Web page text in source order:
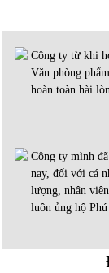
Công ty từ khi
Văn phòng
hoàn toàn hài
Công ty mình
nay, đối với cá
lượng, nhân
luôn ủng hộ